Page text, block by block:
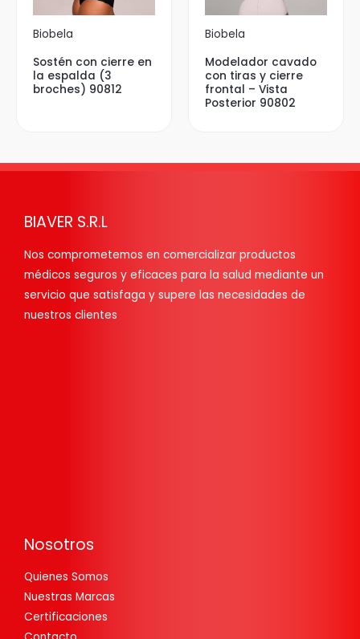
Biobela
Sostén con cierre en
la espalda (3
broches) 90812
Biobela
Modelador cavado
con tiras y cierre
frontal – Vista
Posterior 90802
BIAVER S.R.L
Nos comprometemos en comercializar productos
médicos seguros y eficaces para la salud mediante un
servicio que satisfaga y supere las necesidades de
nuestros clientes
Nosotros
Quienes Somos
Nuestras Marcas
Certificaciones